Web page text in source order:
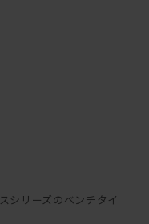
シリーズのベンチタイ